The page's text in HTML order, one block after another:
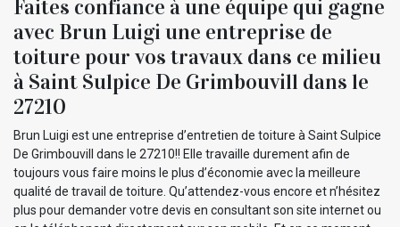
Faites confiance à une équipe qui gagne
avec Brun Luigi une entreprise de
toiture pour vos travaux dans ce milieu
à Saint Sulpice De Grimbouvill dans le
27210
Brun Luigi est une entreprise d’entretien de toiture à Saint Sulpice
De Grimbouvill dans le 27210!! Elle travaille durement afin de
toujours vous faire moins le plus d’économie avec la meilleure
qualité de travail de toiture. Qu’attendez-vous encore et n’hésitez
plus pour demander votre devis en consultant son site internet ou